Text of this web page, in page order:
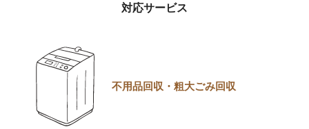
対応サービス
不用品回収・粗大ごみ回収